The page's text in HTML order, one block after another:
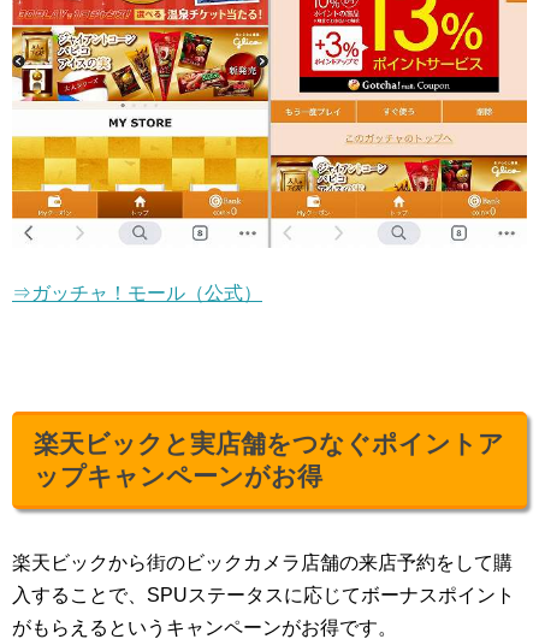
⇒ガッチャ！モール（公式）
楽天ビックと実店舗をつなぐポイントア
ップキャンペーンがお得
楽天ビックから街のビックカメラ店舗の来店予約をして購
入することで、SPUステータスに応じてボーナスポイント
がもらえるというキャンペーンがお得です。